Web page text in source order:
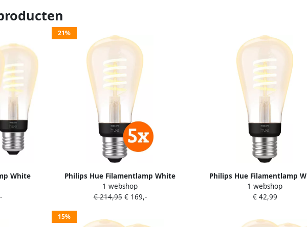
White
pack
21%
Philips Hue Filamentlamp White
Ambiance Edison E27 5-pack
1 webshop
€ 214,95€ 169,-
Philips Hue Filamentlamp
Ambiance Edison E27
1 webshop
€ 42,99
15%